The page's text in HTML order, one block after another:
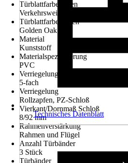
Türblattfarbe innen
Verkehrsweiß RAL 9016
Türblattfarbe außen
Golden Oak
Material
Kunststoff
Materialspezifizierung
PVC
Verriegelungspunkt
5-fach
Verriegelung
Rollzapfen, PZ-Schloß
Vierkant/Dornmaß Schloß
8/92 mm
Rahmenverstärkung
Rahmen und Flügel
Anzahl Türbänder
3 Stück
Türbänder
Technisches Datenblatt